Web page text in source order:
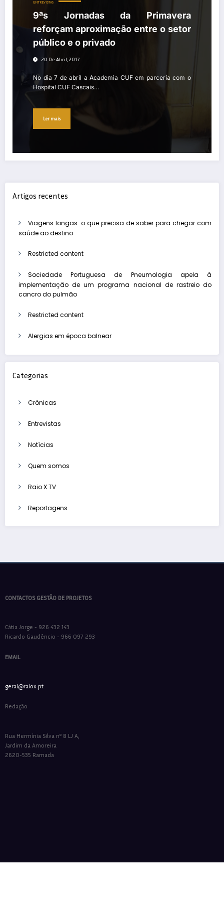
ENTREVISTAS
9ªs Jornadas da Primavera
reforçam aproximação entre o setor
público e o privado
20 De Abril, 2017
No dia 7 de abril a Academia CUF em parceria com o
Hospital CUF Cascais…
Ler mais
Artigos recentes
Viagens longas: o que precisa de saber para chegar com
saúde ao destino
Restricted content
Sociedade Portuguesa de Pneumologia apela à
implementação de um programa nacional de rastreio do
cancro do pulmão
Restricted content
Alergias em época balnear
Categorias
Crónicas
Entrevistas
Notícias
Quem somos
Raio X TV
Reportagens
CONTACTOS GESTÃO DE PROJETOS
Cátia Jorge - 926 432 143
Ricardo Gaudêncio - 966 097 293
EMAIL
geral@raiox.pt
Redação
Rua Hermínia Silva nº 8 LJ A,
Jardim da Amoreira
2620-535 Ramada